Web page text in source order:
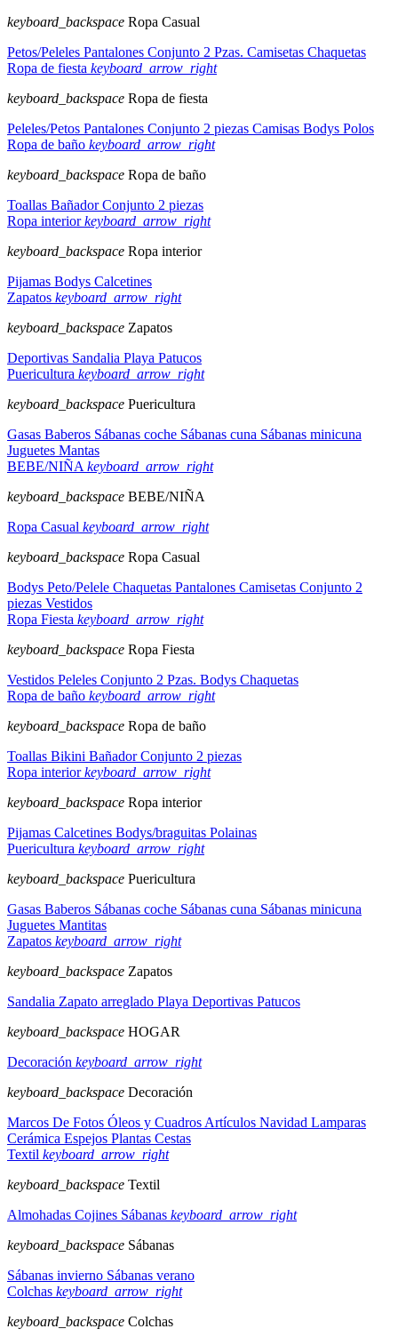
keyboard_backspace Ropa Casual
Petos/Peleles Pantalones Conjunto 2 Pzas. Camisetas Chaquetas
Ropa de fiesta keyboard_arrow_right
keyboard_backspace Ropa de fiesta
Peleles/Petos Pantalones Conjunto 2 piezas Camisas Bodys Polos
Ropa de baño keyboard_arrow_right
keyboard_backspace Ropa de baño
Toallas BañadorConjunto 2 piezas
Ropa interiorkeyboard_arrow_right
keyboard_backspace Ropa interior
Pijamas Bodys Calcetines
Zapatos keyboard_arrow_right
keyboard_backspace Zapatos
Deportivas Sandalia Playa Patucos
Puericultura keyboard_arrow_right
keyboard_backspace Puericultura
Gasas Baberos Sábanas coche Sábanas cuna Sábanas minicuna
Juguetes Mantas
BEBE/NIÑA keyboard_arrow_right
keyboard_backspace BEBE/NIÑA
Ropa Casual keyboard_arrow_right
keyboard_backspace Ropa Casual
Bodys Peto/Pelele Chaquetas Pantalones Camisetas Conjunto 2
piezas Vestidos
Ropa Fiesta keyboard_arrow_right
keyboard_backspace Ropa Fiesta
Vestidos Peleles Conjunto 2 Pzas. Bodys Chaquetas
Ropa de baño keyboard_arrow_right
keyboard_backspace Ropa de baño
Toallas Bikini BañadorConjunto 2 piezas
Ropa interiorkeyboard_arrow_right
keyboard_backspace Ropa interior
Pijamas Calcetines Bodys/braguitas Polainas
Puericultura keyboard_arrow_right
keyboard_backspace Puericultura
Gasas Baberos Sábanas coche Sábanas cuna Sábanas minicuna
Juguetes Mantitas
Zapatos keyboard_arrow_right
keyboard_backspace Zapatos
Sandalia Zapato arreglado Playa Deportivas Patucos
keyboard_backspace HOGAR
Decoración keyboard_arrow_right
keyboard_backspace Decoración
Marcos De Fotos Óleos y Cuadros Artículos Navidad Lamparas
Cerámica Espejos Plantas Cestas
Textil keyboard_arrow_right
keyboard_backspace Textil
Almohadas Cojines Sábanas keyboard_arrow_right
keyboard_backspace Sábanas
Sábanas invierno Sábanas verano
Colchas keyboard_arrow_right
keyboard_backspace Colchas